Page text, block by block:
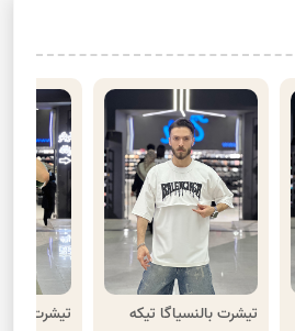
تیشرت بالنسیاگا تیکه
تیشرت